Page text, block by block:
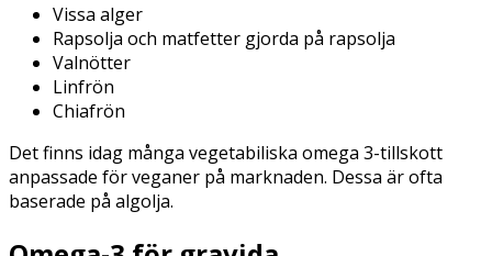
Vissa alger
Rapsolja och matfetter gjorda på rapsolja
Valnötter
Linfrön
Chiafrön
Det finns idag många vegetabiliska omega 3-tillskott
anpassade för veganer på marknaden. Dessa är ofta
baserade på algolja.